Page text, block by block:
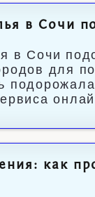
в Сочи
в Сочи
для
как